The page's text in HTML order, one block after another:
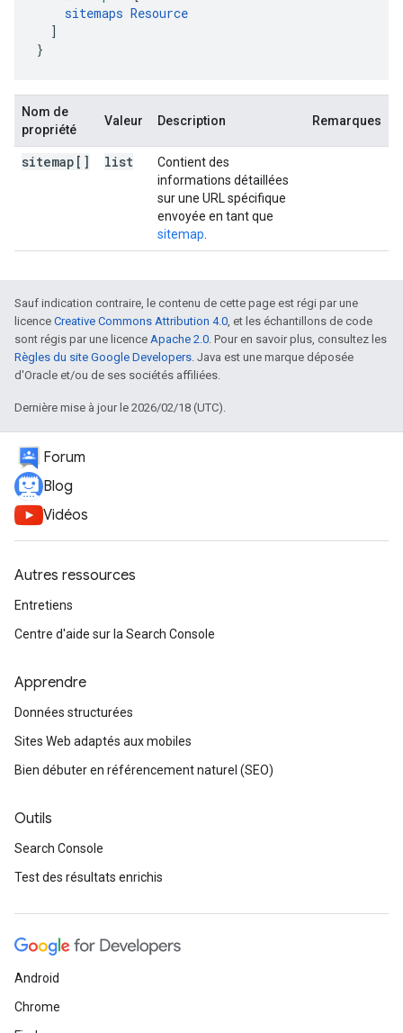
sitemaps Resource
]
}
Nom de
propriété
Valeur Description Remarques
sitemap[] list
Contient des
informations détaillées
sur une URL spécifique
envoyée en tant que
sitemap
Sauf indication contraire, le contenu de cette page est régi par une
licence Creative Commons Attribution 4.0, et les échantillons de code
sont régis par une licence Apache 2.0. Pour en savoir plus, consultez les
Règles du site Google Developers. Java est une marque déposée
d'Oracle et/ou de ses sociétés affiliées.
Dernière mise à jour le 2026/02/18 (UTC).
Forum
Blog
Vidéos
Autres ressources
Entretiens
Centre d'aide sur la Search Console
Apprendre
Données structurées
Sites Web adaptés aux mobiles
Bien débuter en référencement naturel (SEO)
Outils
Search Console
Test des résultats enrichis
Android
Chrome